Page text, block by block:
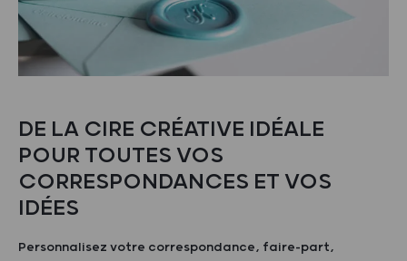
DE LA CIRE CRÉATIVE IDÉALE
POUR TOUTES VOS
CORRESPONDANCES ET VOS
IDÉES
Personnalisez votre correspondance, faire-part,